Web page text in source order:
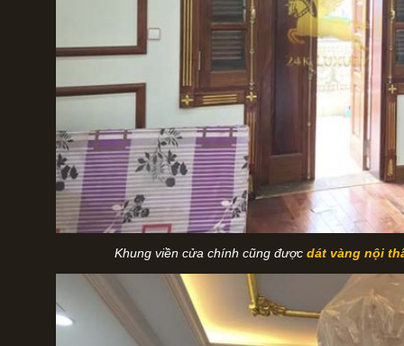
Khung viền cửa chính cũng đượcdát vàng nội